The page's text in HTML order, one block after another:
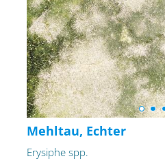
Mehltau, Echter
Erysiphe spp.